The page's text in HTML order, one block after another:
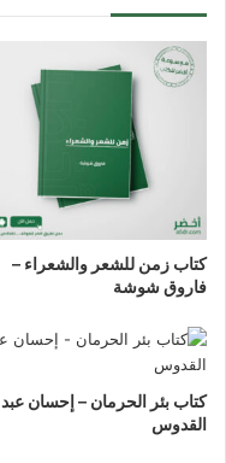
كتاب زمن للشعر والشعراء –
فاروق شوشة
كتاب بئر الحرمان – إحسان عبد
القدوس